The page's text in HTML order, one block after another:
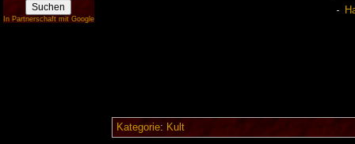
In Partnerschaft mit Google
Kategorie: Kult